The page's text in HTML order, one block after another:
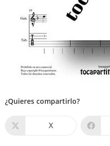
¿Quieres compartirlo?
X